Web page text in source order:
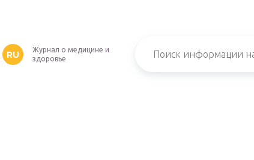
RU
Журнал о медицине и
здоровье